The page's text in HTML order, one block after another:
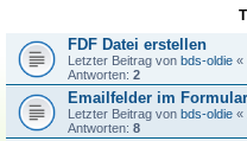
FDF Datei erstellen
Letzter Beitrag von bds-oldie «
Antworten: 2
Emailfelder im
Letzter Beitrag von bds-oldie «
Antworten: 8